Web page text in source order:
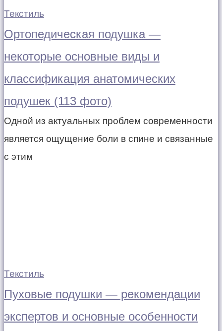
Текстиль
Ортопедическая подушка —
некоторые основные виды и
классификация анатомических
подушек (113 фото)
Одной из актуальных проблем современности
является ощущение боли в спине и связанные
с этим
Текстиль
Пуховые подушки — рекомендации
экспертов и основные особенности